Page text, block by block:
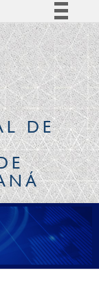
BR
informação
DE